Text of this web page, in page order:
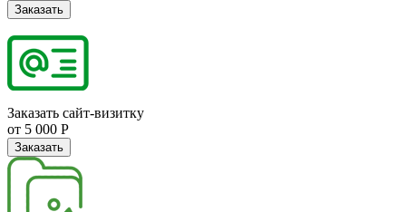
Заказать
Заказать сайт-визитку
от 5 000 Р
Заказать